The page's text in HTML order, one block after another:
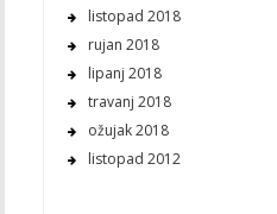
listopad 2018
rujan 2018
lipanj 2018
travanj 2018
ožujak 2018
listopad 2012